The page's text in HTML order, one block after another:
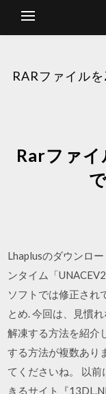
RARファイル
Rarファ
Lhaplusのダウンロ
ンタイム「
ソフトでは修正され
とめ. 今回は、見慣
解凍する方法を紹介
する方法が複数あり
てくださいね。 以
きるサイト『